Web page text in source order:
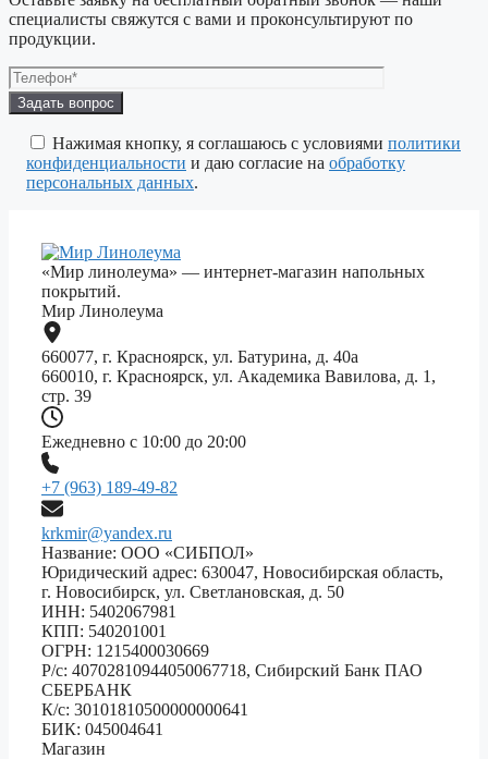
специалисты свяжутся с вами и проконсультируют по
продукции.
Оставьте
это
поле
пустым.
Нажимая кнопку, я соглашаюсь с условиями политики
конфиденциальности и даю согласие на обработку
персональных данных.
«Мир линолеума» — интернет-магазин напольных
покрытий.
Мир Линолеума
660077, г. Красноярск, ул. Батурина, д. 40а
660010, г. Красноярск, ул. Академика Вавилова, д. 1,
стр. 39
Ежедневно с 10:00 до 20:00
+7 (963) 189-49-82
krkmir@yandex.ru
Название: ООО «СИБПОЛ»
Юридический адрес: 630047, Новосибирская область,
г. Новосибирск, ул. Светлановская, д. 50
ИНН: 5402067981
КПП: 540201001
ОГРН: 1215400030669
Р/с: 40702810944050067718, Сибирский Банк ПАО
СБЕРБАНК
К/с: 30101810500000000641
БИК: 045004641
Магазин